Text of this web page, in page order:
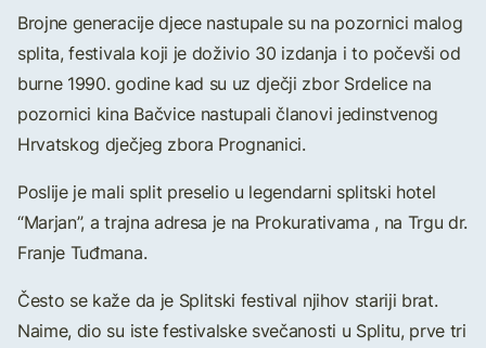
Brojne generacije djece nastupale su na pozornici malog
splita, festivala koji je doživio 30 izdanja i to počevši od
burne 1990. godine kad su uz dječji zbor Srdelice na
pozornici kina Bačvice nastupali članovi jedinstvenog
Hrvatskog dječjeg zbora Prognanici.
Poslije je mali split preselio u legendarni splitski hotel
“Marjan”, a trajna adresa je na Prokurativama , na Trgu dr.
Franje Tuđmana.
Često se kaže da je Splitski festival njihov stariji brat.
Naime, dio su iste festivalske svečanosti u Splitu, prve tri